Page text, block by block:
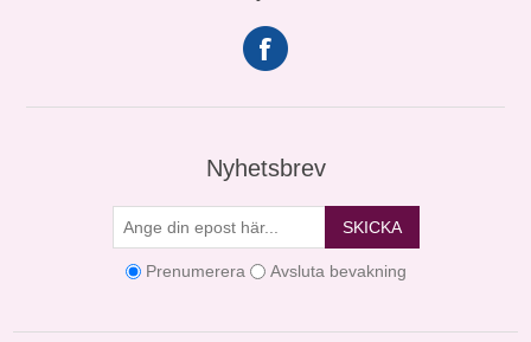
Nyhetsbrev
SKICKA
Prenumerera Avsluta bevakning